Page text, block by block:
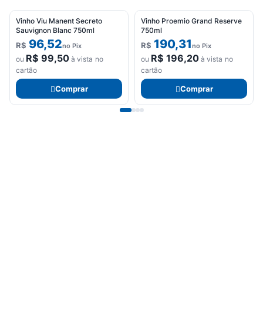
Vinho Viu Manent Secreto
Sauvignon Blanc 750ml
R$ 96,52no Pix
ou R$ 99,50à vista no
cartão
Comprar
Vinho Proemio Grand Reserve
750ml
R$ 190,31no Pix
ou R$ 196,20à vista no
cartão
Comprar